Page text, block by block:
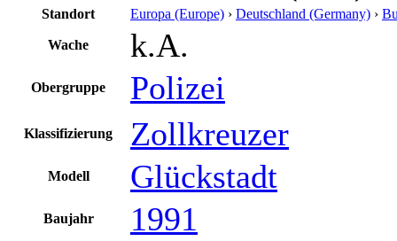
Standort Europa (Europe) › Deutschland (Germany) ›
Wache k.A.
Obergruppe Polizei
Klassifizierung Zollkreuzer
Modell Glückstadt
Baujahr 1991